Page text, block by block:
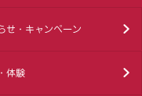
せ・キャンペーン
体験